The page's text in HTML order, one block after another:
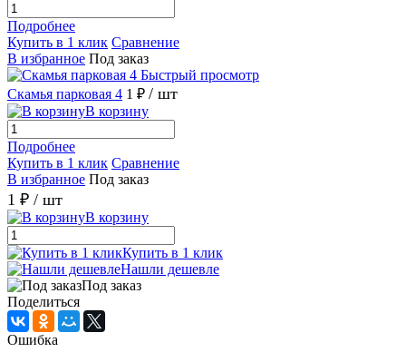
Подробнее
Купить в 1 клик Сравнение
В избранное Под заказ
Быстрый просмотр
Скамья парковая 4 1 ₽ / шт
В корзину
Подробнее
Купить в 1 клик Сравнение
В избранное Под заказ
1 ₽ / шт
В корзину
Купить в 1 клик
Нашли дешевле
Под заказ
Поделиться
Ошибка